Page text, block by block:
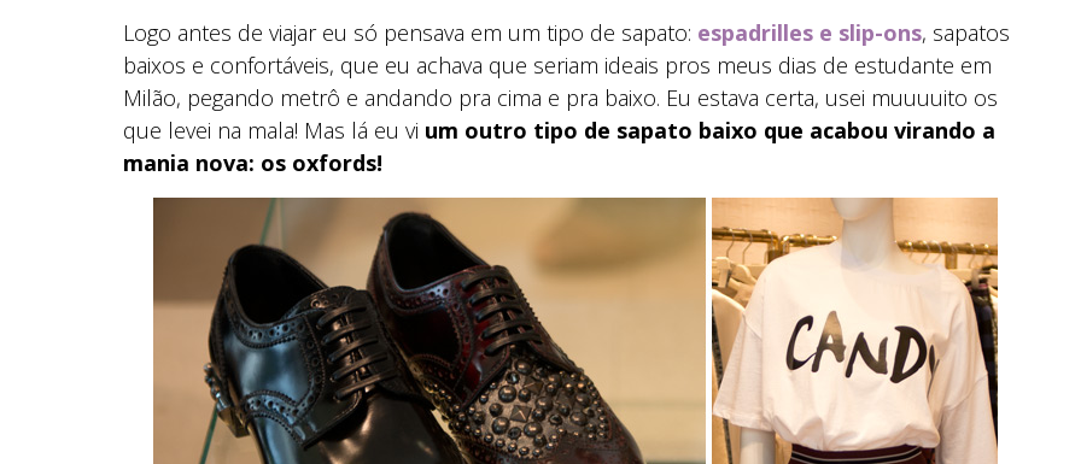
Logo antes de viajar eu só pensava em um tipo de sapato: espadrilles e slip-ons, sapatos
baixos e confortáveis, que eu achava que seriam ideais pros meus dias de estudante em
Milão, pegando metrô e andando pra cima e pra baixo. Eu estava certa, usei muuuuito os
que levei na mala! Mas lá eu vi um outro tipo de sapato baixo que acabou virando a
mania nova: os oxfords!